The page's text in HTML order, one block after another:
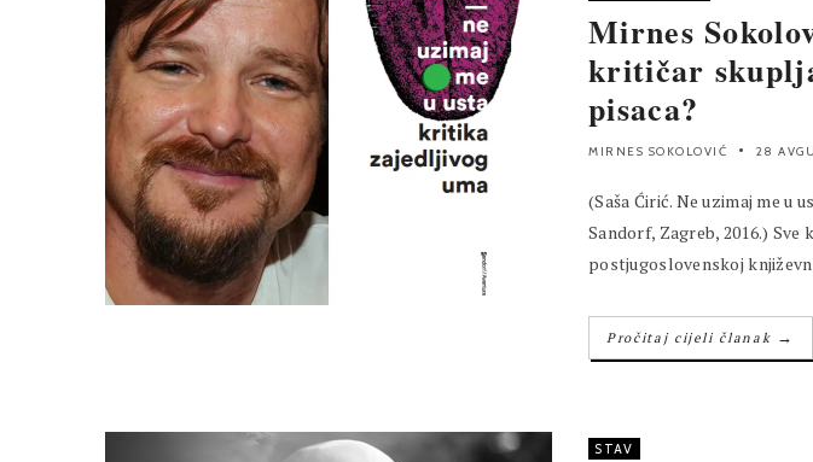
Mirnes
kritičar
pisaca?
MIRNES SOKOLOVIĆ 28
(Saša Ćirić. Ne uzimaj me u
Sandorf, Zagreb, 2016.) Sve
postjugoslovenskoj
Pročitaj cijeli članak →
STAV